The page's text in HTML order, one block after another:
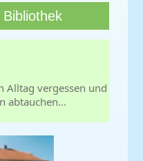
Alltag vergessen und
abtauchen...